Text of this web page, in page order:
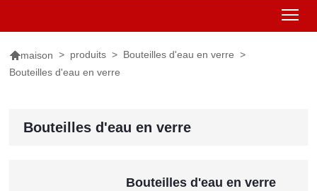
maison > produits > Bouteilles d'eau en verre >
Bouteilles d'eau en verre
Bouteilles d'eau en verre
Bouteilles d'eau en verre